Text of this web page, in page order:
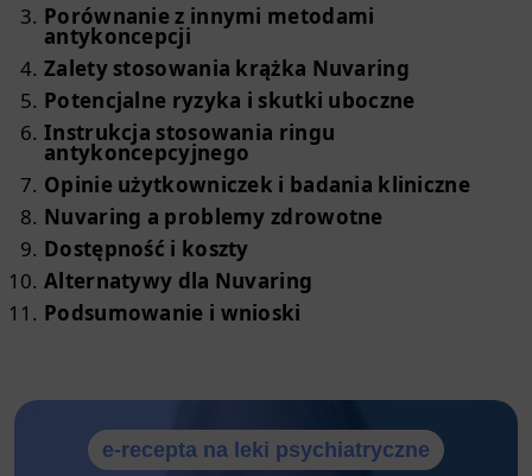
Porównanie z innymi metodami
antykoncepcji
Zalety stosowania krążka Nuvaring
Potencjalne ryzyka i skutki uboczne
Instrukcja stosowania ringu
antykoncepcyjnego
Opinie użytkowniczek i badania kliniczne
Nuvaring a problemy zdrowotne
Dostępność i koszty
Alternatywy dla Nuvaring
Podsumowanie i wnioski
e-recepta na leki psychiatryczne